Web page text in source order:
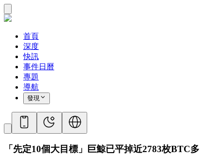
首頁
深度
快訊
事件日曆
專題
導航
發現
「先定10個大目標」巨鯨已平掉近2783枚BTC多